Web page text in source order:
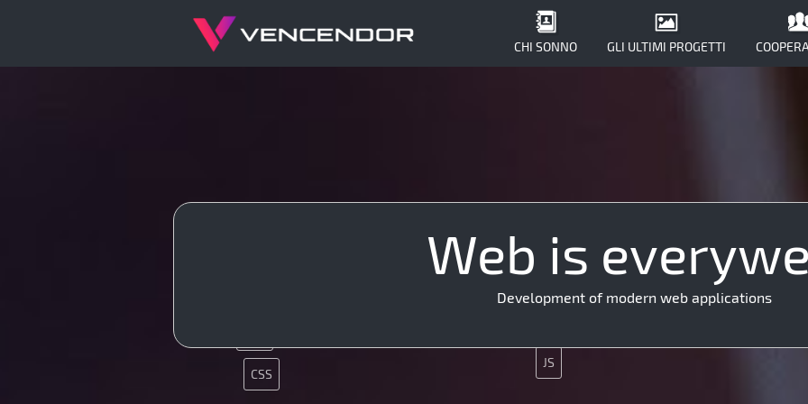
CHI SONNO GLI ULTIMI PROGETTI
JS
JS
UX
CSS
Web is
Development of modern web applications